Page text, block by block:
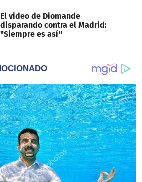
El video de Diomande
disparando contra el Madrid:
"Siempre es así"